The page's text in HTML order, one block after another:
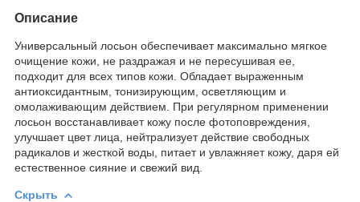
Описание
Универсальный лосьон обеспечивает максимально мягкое
очищение кожи, не раздражая и не пересушивая ее,
подходит для всех типов кожи. Обладает выраженным
антиоксидантным, тонизирующим, осветляющим и
омолаживающим действием. При регулярном применении
лосьон восстанавливает кожу после фотоповреждения,
улучшает цвет лица, нейтрализует действие свободных
радикалов и жесткой воды, питает и увлажняет кожу, даря ей
естественное сияние и свежий вид.
Скрыть